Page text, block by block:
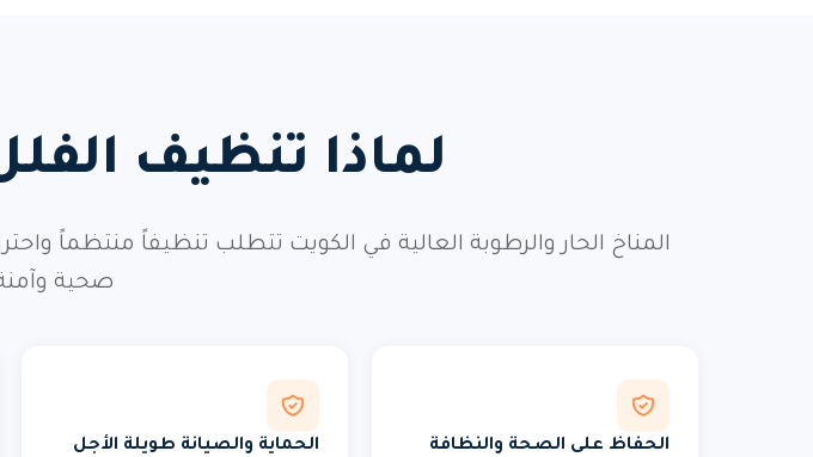
لماذا تنظيف
المناخ الحار والرطوبة العالية في الكويت تتطلب تنظيفاً منتظماً
صحية
الحفاظ على الصحة والنظافة الحماية والصيانة طويلة الأجل